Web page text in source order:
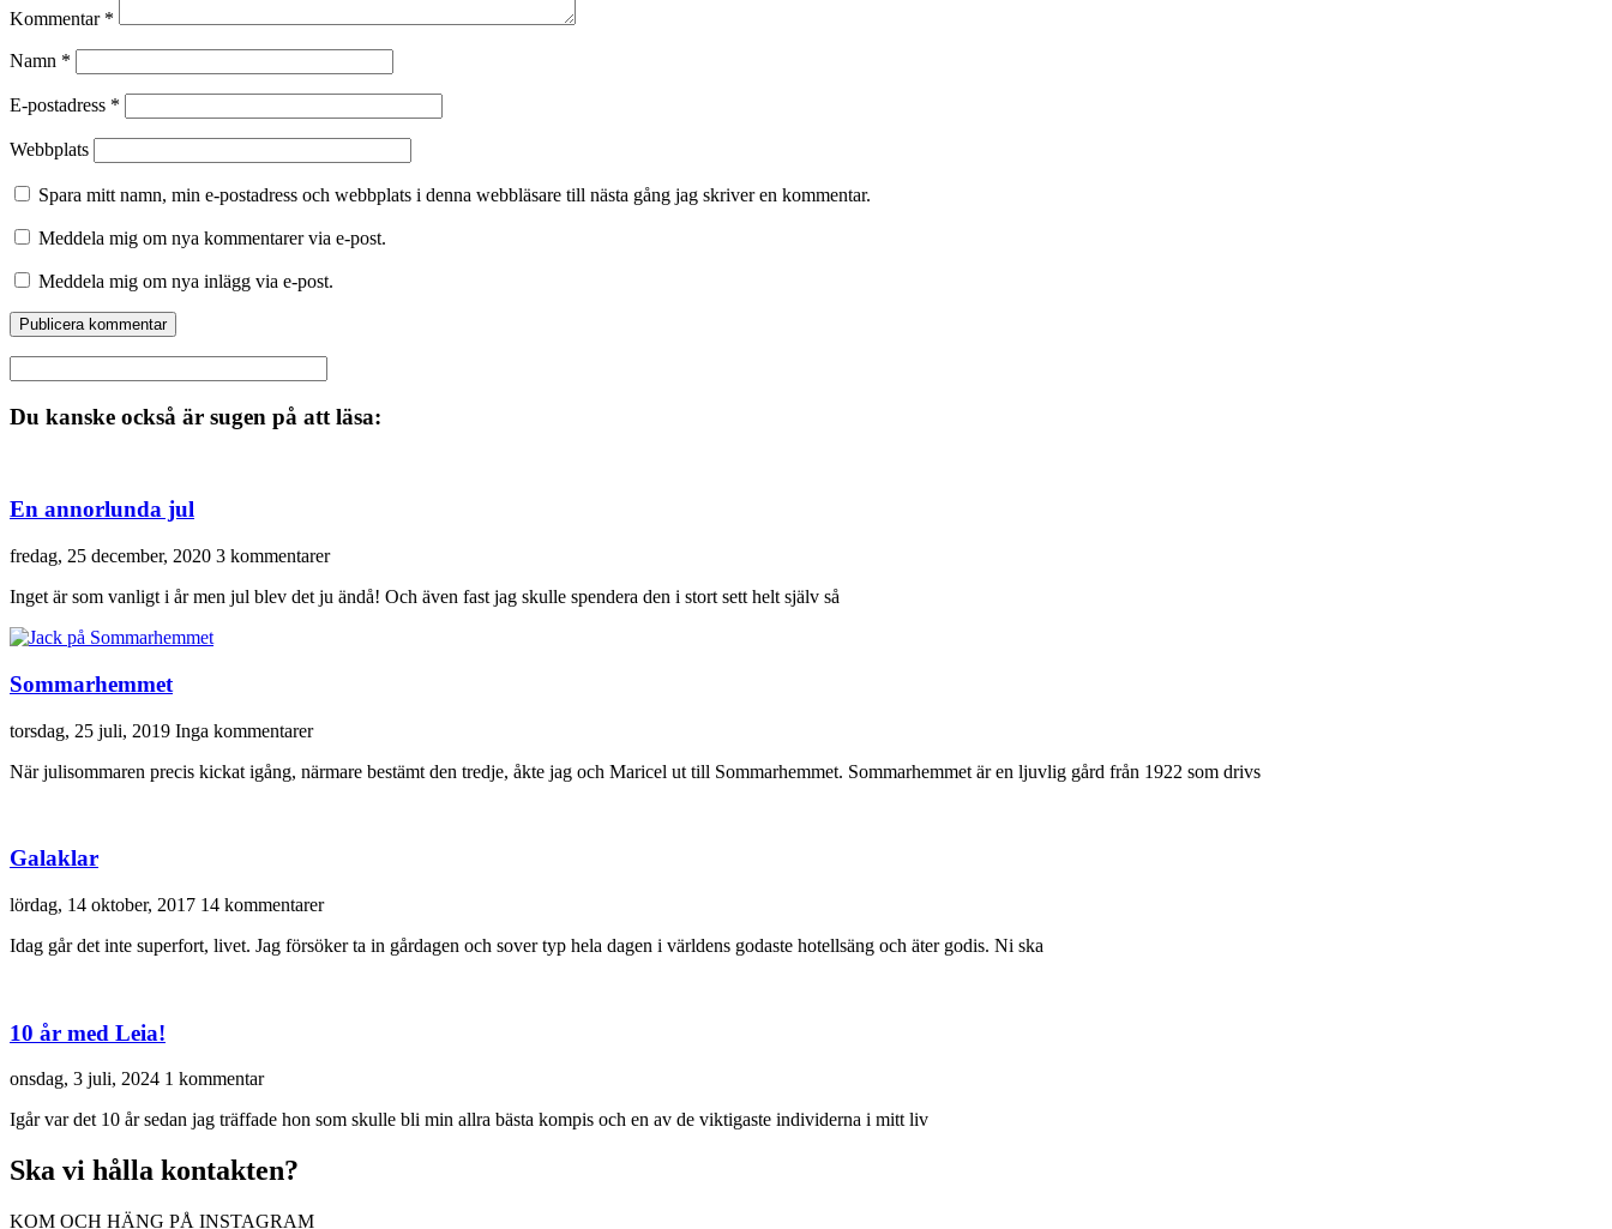
Kommentar *
Namn *
E-postadress *
Webbplats
Spara mitt namn, min e-postadress och webbplats i denna webbläsare till nästa gång jag skriver en kommentar.
Meddela mig om nya kommentarer via e-post.
Meddela mig om nya inlägg via e-post.
Du kanske också är sugen på att läsa:
En annorlunda jul
fredag, 25 december, 2020 3 kommentarer
Inget är som vanligt i år men jul blev det ju ändå! Och även fast jag skulle spendera den i stort sett helt själv så
Sommarhemmet
torsdag, 25 juli, 2019 Inga kommentarer
När julisommaren precis kickat igång, närmare bestämt den tredje, åkte jag och Maricel ut till Sommarhemmet. Sommarhemmet är en ljuvlig gård från 1922 som drivs
Galaklar
lördag, 14 oktober, 2017 14 kommentarer
Idag går det inte superfort, livet. Jag försöker ta in gårdagen och sover typ hela dagen i världens godaste hotellsäng och äter godis. Ni ska
10 år med Leia!
onsdag, 3 juli, 2024 1 kommentar
Igår var det 10 år sedan jag träffade hon som skulle bli min allra bästa kompis och en av de viktigaste individerna i mitt liv
Ska vi hålla kontakten?
KOM OCH HÄNG PÅ INSTAGRAM